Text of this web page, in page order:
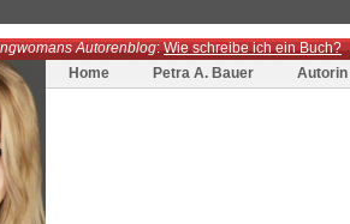
Autorenblog:Wie schreibe ich ein Buch?
Home
Petra A. Bauer Autorin